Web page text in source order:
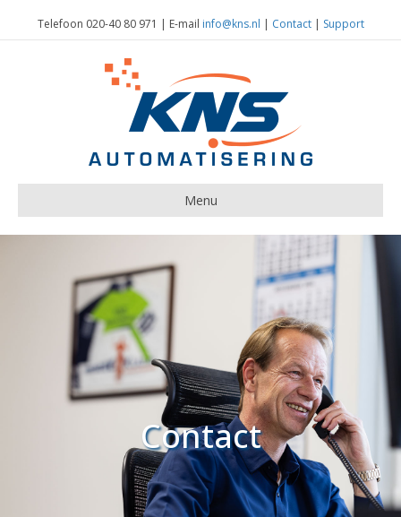
Telefoon 020-40 80 971 | E-mail info@kns.nl | Contact| Support
Menu
Contact